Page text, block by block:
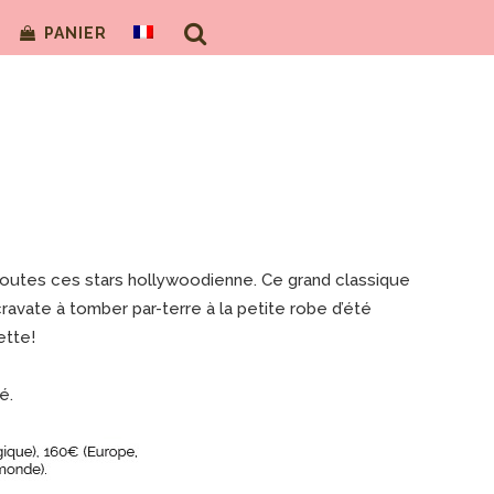
PANIER
ces stars hollywoodienne. Ce grand classique
à tomber par-terre à la petite robe d’été